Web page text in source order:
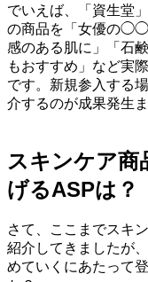
でいえば、「資生堂
の商品を「女優の
感のある肌に」「石
もおすすめ」など実
です。新規参入する
介するのが成果発生
スキンケア商
げるASPは？
さて、ここまでスキ
紹介してきましたが
めていくにあたって